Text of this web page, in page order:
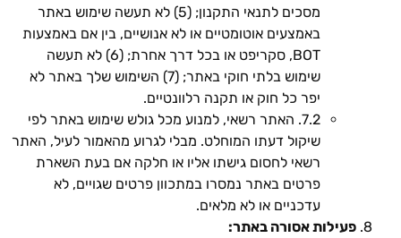
מסכים לתנאי התקנון; (5) לא תעשה שימוש באתר
באמצעים אוטומטיים או לא אנושיים, בין אם באמצעות
BOT, סקריפט או בכל דרך אחרת; (6) לא תעשה
שימוש בלתי חוקי באתר; (7) השימוש שלך באתר לא
יפר כל חוק או תקנה רלוונטיים.
7.2. האתר רשאי, למנוע מכל גולש שימוש באתר לפי
שיקול דעתו המוחלט. מבלי לגרוע מהאמור לעיל, האתר
רשאי לחסום גישתו אליו או חלקה אם בעת השארת
פרטים באתר נמסרו במתכוון פרטים שגויים, לא
עדכניים או לא מלאים.
פעילות אסורה באתר: